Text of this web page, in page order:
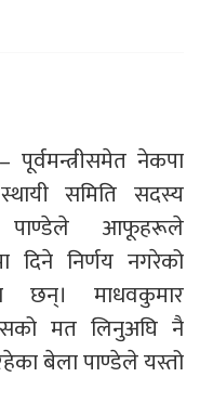
पूर्वमन्त्रीसमेत नेकपा
समिति सदस्य
पाण्डेले आफूहरूले
दिने निर्णय नगरेको
छन्। माधवकुमार
मत लिनुअघि नै
बेला पाण्डेले यस्तो